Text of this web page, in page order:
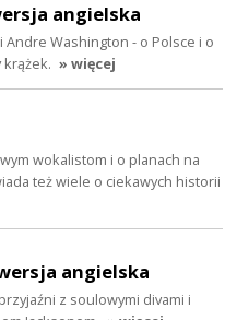
angielska
Andre Washington - o Polsce i o
krążek. » więcej
wokalistom i o planach na
też wiele o ciekawych historii
angielska
z soulowymi divami i